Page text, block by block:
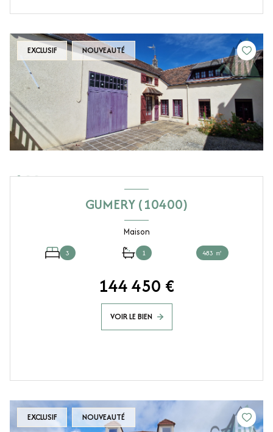
EXCLUSIF NOUVEAUTÉ
GUMERY (10400)
Maison
3 1 483 ㎡
144 450 €
VOIR LE BIEN
EXCLUSIF NOUVEAUTÉ